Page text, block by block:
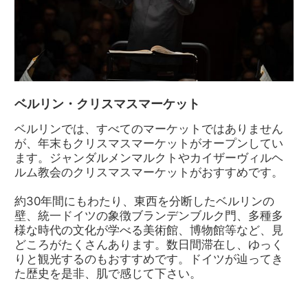
ベルリン・クリスマスマーケット
ベルリンでは、すべてのマーケットではありません
が、年末もクリスマスマーケットがオープンしてい
ます。ジャンダルメンマルクトやカイザーヴィルヘ
ルム教会のクリスマスマーケットがおすすめです。
約30年間にもわたり、東西を分断したベルリンの
壁、統一ドイツの象徴ブランデンブルク門、多種多
様な時代の文化が学べる美術館、博物館等など、見
どころがたくさんあります。数日間滞在し、ゆっく
りと観光するのもおすすめです。ドイツが辿ってき
た歴史を是非、肌で感じて下さい。